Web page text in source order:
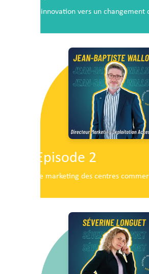
L’innovation vers un
Episode 2
Le marketing des centres